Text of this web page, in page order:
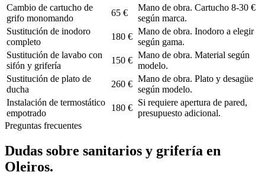
Cambio de cartucho de
grifo monomando
65 €
Mano de obra. Cartucho 8-30 €
según marca.
Sustitución de inodoro
completo
180 €
Mano de obra. Inodoro a elegir
según gama.
Sustitución de lavabo con
sifón y grifería
150 €
Mano de obra. Material según
modelo.
Sustitución de plato de
ducha
260 €
Mano de obra. Plato y desagüe
según modelo.
Instalación de termostático
empotrado
180 €
Si requiere apertura de pared,
presupuesto adicional.
Preguntas frecuentes
Dudas sobre sanitarios y grifería en
Oleiros.